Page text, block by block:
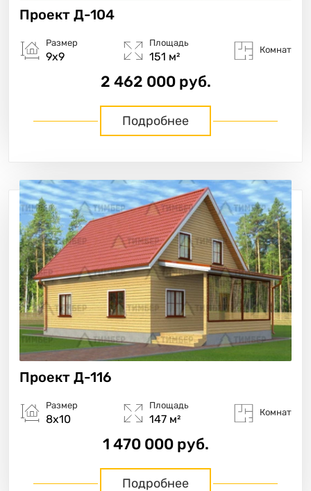
Проект Д-104
Размер
9х9
Площадь
151 м²
Комнат
2 462 000 руб.
Подробнее
Проект Д-116
Размер
8х10
Площадь
147 м²
Комнат
1 470 000 руб.
Подробнее